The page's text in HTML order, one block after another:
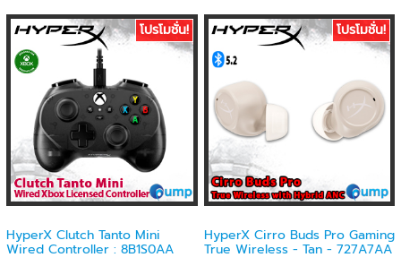
โปรโมชั่น!
HyperX Clutch Tanto Mini
Wired Controller : 8B1S0AA
โปรโมชั่น!
HyperX Cirro Buds Pro Gaming
True Wireless - Tan - 727A7AA